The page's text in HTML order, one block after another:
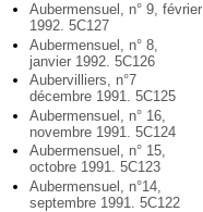
Aubermensuel, n° 9, février
1992. 5C127
Aubermensuel, n° 8,
janvier 1992. 5C126
Aubervilliers, n°7
décembre 1991. 5C125
Aubermensuel, n° 16,
novembre 1991. 5C124
Aubermensuel, n° 15,
octobre 1991. 5C123
Aubermensuel, n°14,
septembre 1991. 5C122